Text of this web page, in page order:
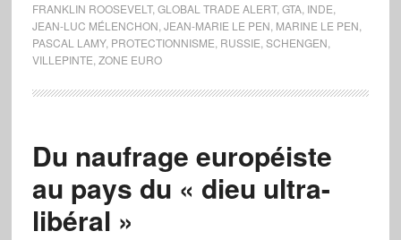
FRANKLIN ROOSEVELT, GLOBAL TRADE ALERT, GTA, INDE
JEAN-LUC MÉLENCHON JEAN-MARIE LE PEN MARINE LE PEN
PASCAL LAMY, PROTECTIONNISME RUSSIE SCHENGEN
VILLEPINTE ZONE EURO
Du naufrage européiste
au pays du « dieu ultra-
libéral »